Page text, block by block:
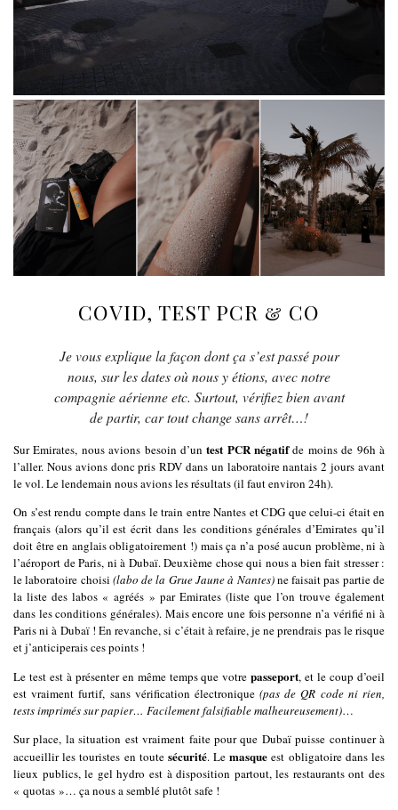
COVID, TEST PCR & CO
Je vous explique la façon dont ça s’est passé pour
nous, sur les dates où nous y étions, avec notre
compagnie aérienne etc. Surtout, vérifiez bien avant
de partir, car tout change sans arrêt…!
Sur Emirates, nous avions besoin d’untest PCR négatifde moins de 96h à
l’aller. Nous avions donc pris RDV dans un laboratoire nantais 2 jours avant
le vol. Le lendemain nous avions les résultats (il faut environ 24h).
On s’est rendu compte dans le train entre Nantes et CDG que celui-ci était en
français (alors qu’il est écrit dans les conditions générales d’Emirates qu’il
doit être en anglais obligatoirement !) mais ça n’a posé aucun problème, ni à
l’aéroport de Paris, ni à Dubaï. Deuxième chose qui nous a bien fait stresser :
le laboratoire choisi (labo de la Grue Jaune à Nantes)ne faisait pas partie de
la liste des labos « agréés » par Emirates (liste que l’on trouve également
dans les conditions générales). Mais encore une fois personne n’a vérifié ni à
Paris ni à Dubaï ! En revanche, si c’était à refaire, je ne prendrais pas le risque
et j’anticiperais ces points !
Le test est à présenter en même temps que votrepasseport, et le coup d’oeil
est vraiment furtif, sans vérification électronique(pas de QR code ni rien,
tests imprimés sur papier… Facilement falsifiable malheureusement)…
Sur place, la situation est vraiment faite pour que Dubaï puisse continuer à
accueillir les touristes en toute sécurité. Lemasque est obligatoire dans les
lieux publics, le gel hydro est à disposition partout, les restaurants ont des
« quotas »… ça nous a semblé plutôt safe !